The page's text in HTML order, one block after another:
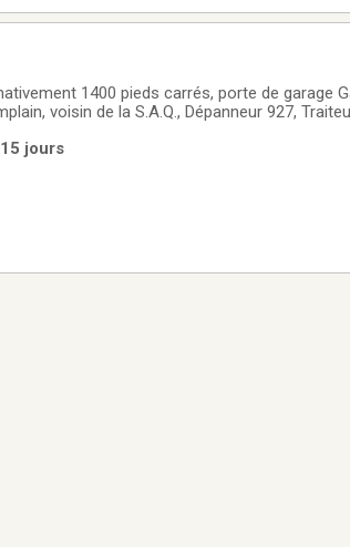
1400 pieds carrés, porte de garage
voisin de la S.A.Q., Dépanneur 927,
jours